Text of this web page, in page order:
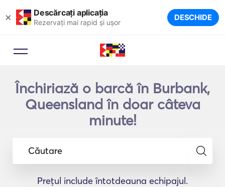
× Descărcați aplicația
Rezervați mai rapid și ușor DESCHIDE
Închiriază o barcă în Burbank,
Queensland în doar câteva
minute!
Căutare
Prețul include întotdeauna echipajul.